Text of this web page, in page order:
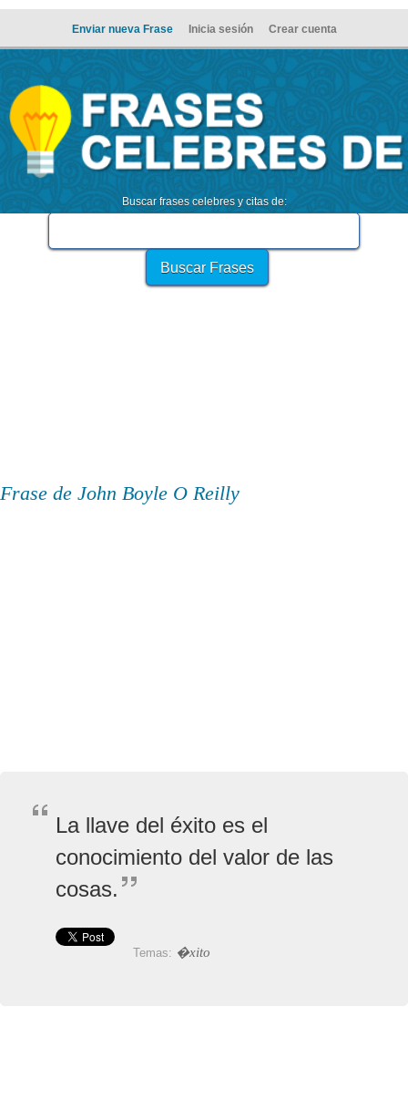
Enviar nueva Frase Inicia sesión Crear cuenta
Buscar frases celebres y citas de:
Frase de John Boyle O Reilly
La llave del éxito es el
conocimiento del valor de las
cosas.
Temas: �xito